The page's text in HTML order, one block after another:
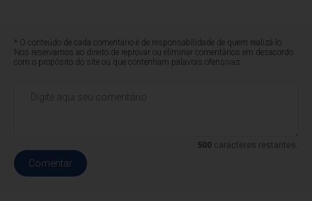
* O conteúdo de cada comentário é de responsabilidade de quem realizá-lo.
Nos reservamos ao direito de reprovar ou eliminar comentários em desacordo
com o propósito do site ou que contenham palavras ofensivas.
500caracteres restantes.
Comentar